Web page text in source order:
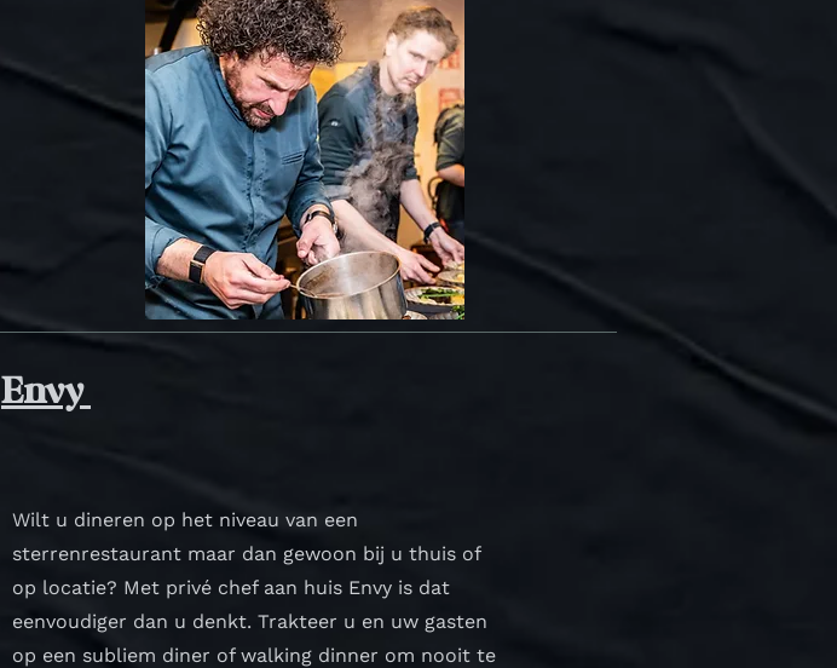
Envy
Wilt u dineren op het niveau van een
sterrenrestaurant maar dan gewoon bij u thuis of
op locatie? Met privé chef aan huis Envy is dat
eenvoudiger dan u denkt. Trakteer u en uw gasten
op een subliem diner of walking dinner om nooit te